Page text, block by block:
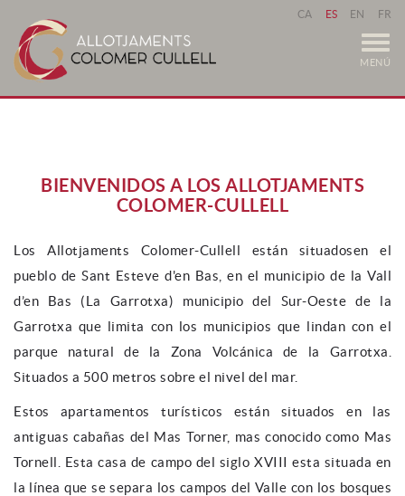
CA ES EN FR
MENÚ
BIENVENIDOS A LOS ALLOTJAMENTS
COLOMER-CULLELL
Los Allotjaments Colomer-Cullell están situadosen el
pueblo de Sant Esteve d'en Bas, en el municipio de la Vall
d’en Bas (La Garrotxa) municipio del Sur-Oeste de la
Garrotxa que limita con los municipios que lindan con el
parque natural de la Zona Volcánica de la Garrotxa.
Situados a 500 metros sobre el nivel del mar.
Estos apartamentos turísticos están situados en las
antiguas cabañas del Mas Torner, mas conocido como Mas
Tornell. Esta casa de campo del siglo XVIII esta situada en
la línea que se separa los campos del Valle con los bosques